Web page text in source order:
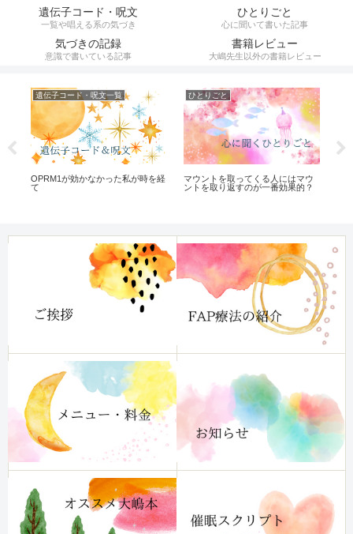
遺伝子コード・呪文
一覧や唱える系の気づき
ひとりごと
心に聞いて書いた記事
気づきの記録
意識で書いている記事
書籍レビュー
大嶋先生以外の書籍レビュー
遺伝子コード・呪文一覧
OPRM1が効かなかった私が時を経
て
ひとりごと
マウントを取ってくる人にはマウ
ントを取り返すのが一番効果的？